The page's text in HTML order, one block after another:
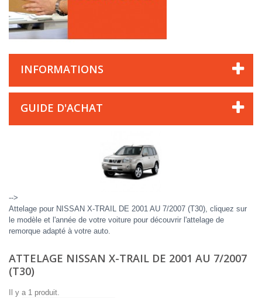
INFORMATIONS
GUIDE D'ACHAT
-->
Attelage pour NISSAN X-TRAIL DE 2001 AU 7/2007 (T30), cliquez sur
le modèle et l'année de votre voiture pour découvrir l'attelage de
remorque adapté à votre auto.
ATTELAGE NISSAN X-TRAIL DE 2001 AU 7/2007
(T30)
Il y a 1 produit.